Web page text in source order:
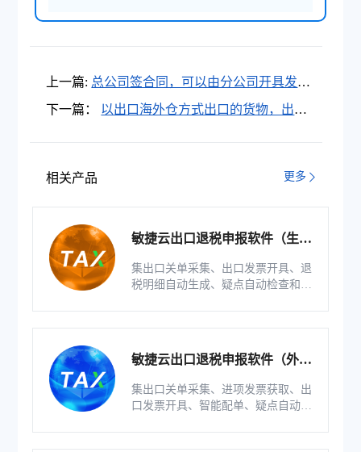
上一篇: 总公司签合同，可以由分公司开具发票
吗？官方答复来了！
下一篇：
以出口海外仓方式出口的货物，出口
相关产品 更多
敏捷云出口退税申报软件（生产
集出口关单采集、出口发票开具、退
税明细自动生成、疑点自动检查和调
敏捷云出口退税申报软件（外贸
集出口关单采集、进项发票获取、出
口发票开具、智能配单、疑点自动检